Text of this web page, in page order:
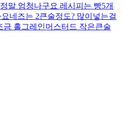
말 엄청나구요 레시피는 빵5개
네즈는 2큰술정도? 많이넣는걸
홀그레인머스터드 작은큰술